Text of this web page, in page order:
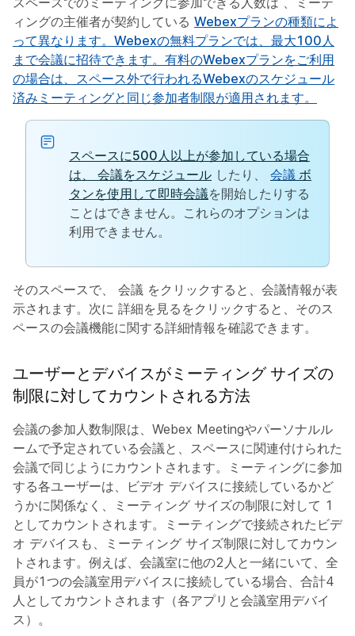
ィングの主催者が契約している Webexプランの種類によ
って異なります。Webexの無料プランでは、最大100人
まで会議に招待できます。有料のWebexプランをご利用
の場合は、スペース外で行われるWebexのスケジュール
済みミーティングと同じ参加者制限が適用されます。
スペースに500人以上が参加している場合
は、 会議をスケジュール したり、 会議 ボ
タンを使用して即時会議を開始したりする
ことはできません。これらのオプションは
利用できません。
そのスペースで、 会議 をクリックすると、会議情報が表
示されます。次に 詳細を見る をクリックすると、そのス
ペースの会議機能に関する詳細情報を確認できます。
ユーザーとデバイスがミーティング サイズの
制限に対してカウントされる方法
会議の参加人数制限は、Webex Meetingやパーソナルル
ームで予定されている会議と、スペースに関連付けられた
会議で同じようにカウントされます。ミーティングに参加
する各ユーザーは、ビデオ デバイスに接続しているかど
うかに関係なく、ミーティング サイズの制限に対して 1
としてカウントされます。ミーティングで接続されたビデ
オ デバイスも、ミーティング サイズ制限に対してカウン
トされます。例えば、会議室に他の2人と一緒にいて、全
員が1つの会議室用デバイスに接続している場合、合計4
人としてカウントされます（各アプリと会議室用デバイ
ス）。